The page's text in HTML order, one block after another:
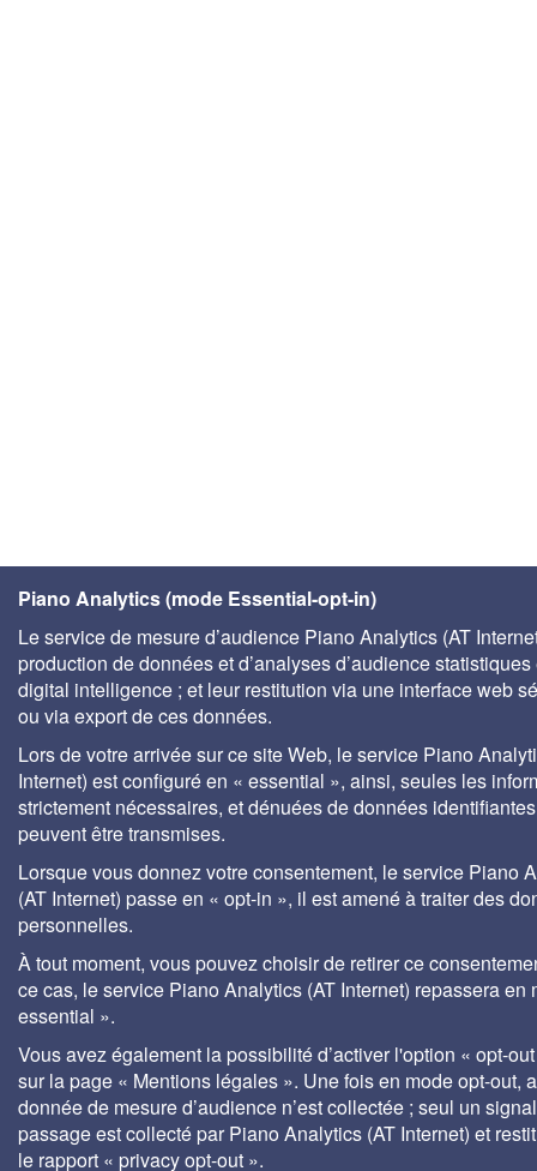
Piano Analytics (mode Essential-opt-in)
Le service de mesure d’audience Piano Analytics (AT
production de données et d’analyses d’audience statistiques
digital intelligence ; et leur restitution via une interface web
ou via export de ces données.
Lors de votre arrivée sur ce site Web, le service Piano
Internet) est configuré en « essential », ainsi, seules les
strictement nécessaires, et dénuées de données
peuvent être transmises.
Lorsque vous donnez votre consentement, le service Piano
(AT Internet) passe en « opt-in », il est amené à traiter des
personnelles.
À tout moment, vous pouvez choisir de retirer ce
ce cas, le service Piano Analytics (AT Internet) repassera en
essential ».
Vous avez également la possibilité d’activer l'option « opt-
sur la page « Mentions légales ». Une fois en mode opt-out,
donnée de mesure d’audience n’est collectée ; seul un
passage est collecté par Piano Analytics (AT Internet) et
le rapport « privacy opt-out ».